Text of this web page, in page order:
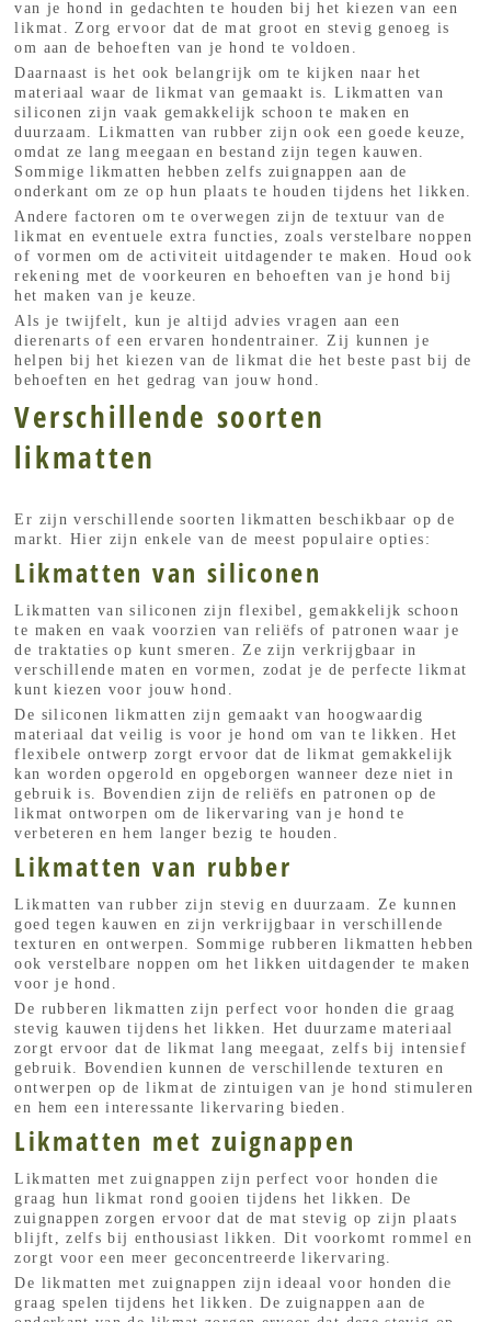
van je hond in gedachten te houden bij het kiezen van een
likmat. Zorg ervoor dat de mat groot en stevig genoeg is
om aan de behoeften van je hond te voldoen.
Daarnaast is het ook belangrijk om te kijken naar het
materiaal waar de likmat van gemaakt is. Likmatten van
siliconen zijn vaak gemakkelijk schoon te maken en
duurzaam. Likmatten van rubber zijn ook een goede keuze,
omdat ze lang meegaan en bestand zijn tegen kauwen.
Sommige likmatten hebben zelfs zuignappen aan de
onderkant om ze op hun plaats te houden tijdens het likken.
Andere factoren om te overwegen zijn de textuur van de
likmat en eventuele extra functies, zoals verstelbare noppen
of vormen om de activiteit uitdagender te maken. Houd ook
rekening met de voorkeuren en behoeften van je hond bij
het maken van je keuze.
Als je twijfelt, kun je altijd advies vragen aan een
dierenarts of een ervaren hondentrainer. Zij kunnen je
helpen bij het kiezen van de likmat die het beste past bij de
behoeften en het gedrag van jouw hond.
Verschillende soorten
likmatten
Er zijn verschillende soorten likmatten beschikbaar op de
markt. Hier zijn enkele van de meest populaire opties:
Likmatten van siliconen
Likmatten van siliconen zijn flexibel, gemakkelijk schoon
te maken en vaak voorzien van reliëfs of patronen waar je
de traktaties op kunt smeren. Ze zijn verkrijgbaar in
verschillende maten en vormen, zodat je de perfecte likmat
kunt kiezen voor jouw hond.
De siliconen likmatten zijn gemaakt van hoogwaardig
materiaal dat veilig is voor je hond om van te likken. Het
flexibele ontwerp zorgt ervoor dat de likmat gemakkelijk
kan worden opgerold en opgeborgen wanneer deze niet in
gebruik is. Bovendien zijn de reliëfs en patronen op de
likmat ontworpen om de likervaring van je hond te
verbeteren en hem langer bezig te houden.
Likmatten van rubber
Likmatten van rubber zijn stevig en duurzaam. Ze kunnen
goed tegen kauwen en zijn verkrijgbaar in verschillende
texturen en ontwerpen. Sommige rubberen likmatten hebben
ook verstelbare noppen om het likken uitdagender te maken
voor je hond.
De rubberen likmatten zijn perfect voor honden die graag
stevig kauwen tijdens het likken. Het duurzame materiaal
zorgt ervoor dat de likmat lang meegaat, zelfs bij intensief
gebruik. Bovendien kunnen de verschillende texturen en
ontwerpen op de likmat de zintuigen van je hond stimuleren
en hem een interessante likervaring bieden.
Likmatten met zuignappen
Likmatten met zuignappen zijn perfect voor honden die
graag hun likmat rond gooien tijdens het likken. De
zuignappen zorgen ervoor dat de mat stevig op zijn plaats
blijft, zelfs bij enthousiast likken. Dit voorkomt rommel en
zorgt voor een meer geconcentreerde likervaring.
De likmatten met zuignappen zijn ideaal voor honden die
graag spelen tijdens het likken. De zuignappen aan de